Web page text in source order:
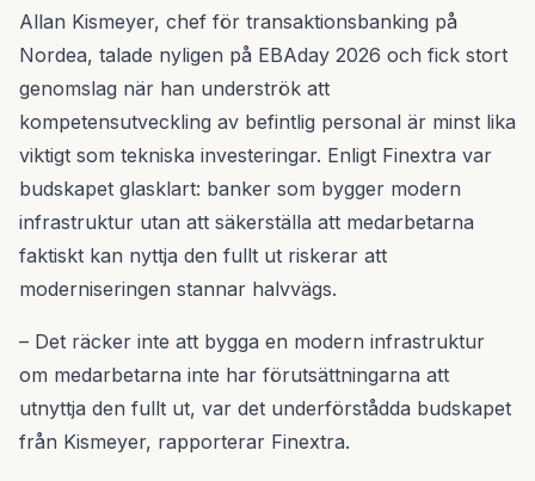
Allan Kismeyer, chef för transaktionsbanking på
Nordea, talade nyligen på EBAday 2026 och fick stort
genomslag när han underströk att
kompetensutveckling av befintlig personal är minst lika
viktigt som tekniska investeringar. Enligt Finextra var
budskapet glasklart: banker som bygger modern
infrastruktur utan att säkerställa att medarbetarna
faktiskt kan nyttja den fullt ut riskerar att
moderniseringen stannar halvvägs.
– Det räcker inte att bygga en modern infrastruktur
om medarbetarna inte har förutsättningarna att
utnyttja den fullt ut, var det underförstådda budskapet
från Kismeyer, rapporterar Finextra.